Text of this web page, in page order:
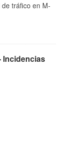
tráfico en M-
Incidencias